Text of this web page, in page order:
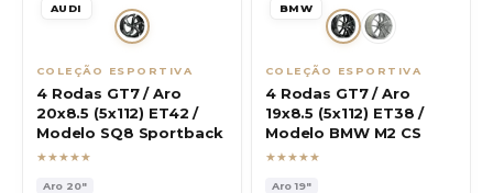
AUDI
COLEÇÃO ESPORTIVA
4 Rodas GT7 / Aro
20x8.5 (5x112) ET42 /
Modelo SQ8 Sportback
★★★★★
Aro 20"
BMW
COLEÇÃO ESPORTIVA
4 Rodas GT7 / Aro
19x8.5 (5x112) ET38 /
Modelo BMW M2 CS
★★★★★
Aro19"